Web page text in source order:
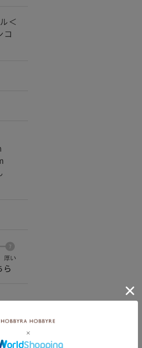
＜
コ
ら
セル